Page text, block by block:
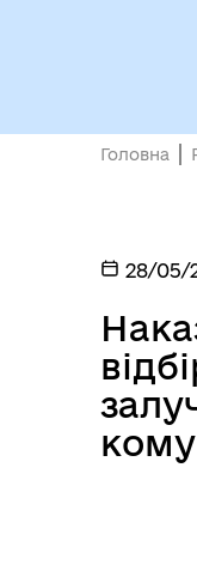
Головна
28/05/